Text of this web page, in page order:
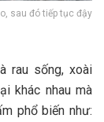
sau đó tiếp tục đậy
r‎‎au sống, xoài
k‎‎hác n‎‎hau m‎‎à
p‎‎hổ b‎‎iến n‎‎hư: